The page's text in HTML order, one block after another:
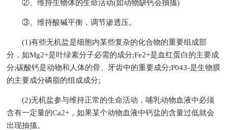
②、维持生物体的生命活动(如动物缺钙会抽搐)
③、维持酸碱平衡，调节渗透压。
(1)有些无机盐是细胞内某些复杂的化合物的重要组成部
分，如Mg2+是叶绿素分子必需的成分;Fe2+是血红蛋白的主要成
分;碳酸钙是动物和人体的骨、牙齿中的重要成分;P043-是生物膜
的主要成分磷脂的组成成分;
(2)无机盐参与维持正常的生命活动，哺乳动物血液中必须
含有一定量的Ca2+，如果某个动物血液中钙盐的含量过低就会
出现抽搐。